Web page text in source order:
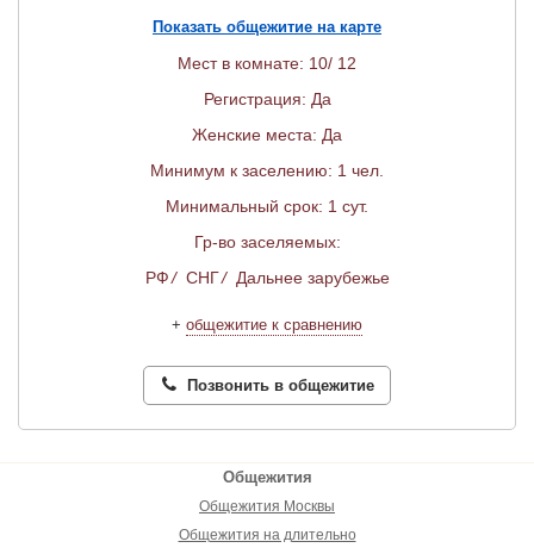
Показать общежитие на карте
Мест в комнате: 10/ 12
Регистрация: Да
Женские места: Да
Минимум к заселению: 1 чел.
Минимальный срок: 1 сут.
Гр-во заселяемых:
РФ/ СНГ/ Дальнее зарубежье
+ общежитие к сравнению
Позвонить в общежитие
Общежития
Общежития Москвы
Общежития на длительно